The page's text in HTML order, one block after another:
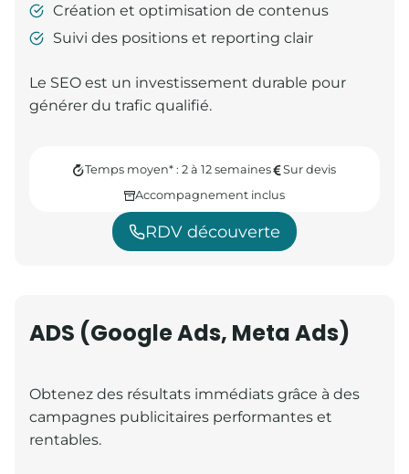
Création et optimisation de contenus
Suivi des positions et reporting clair
Le SEO est un investissement durable pour
générer du trafic qualifié.
Temps moyen* : 2 à 12 semaines
Sur devis
Accompagnement inclus
RDV découverte
ADS (Google Ads, Meta Ads)
Obtenez des résultats immédiats grâce à des
campagnes publicitaires performantes et
rentables.